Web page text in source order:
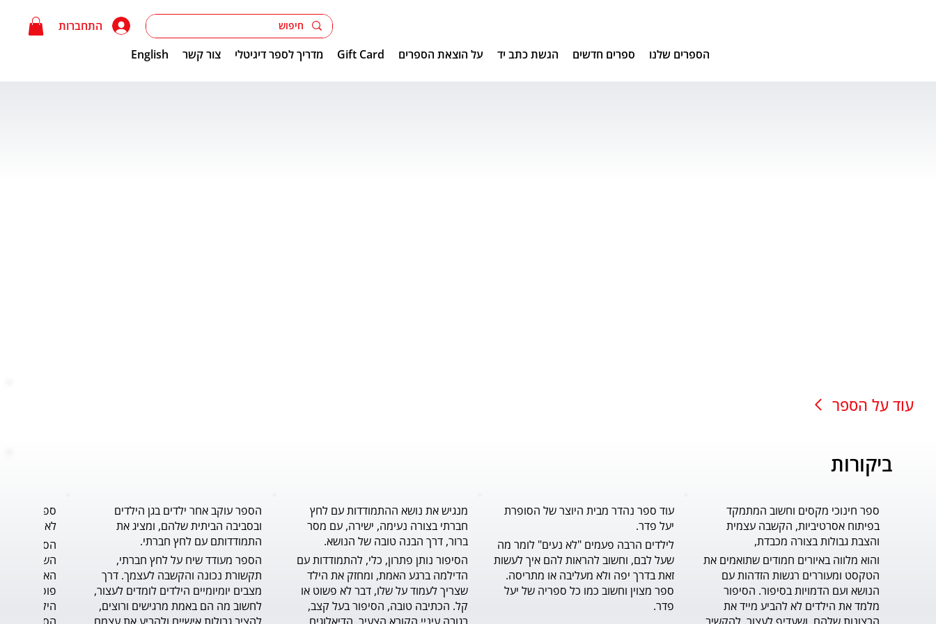
התחברות
הספרים שלנו
ספרים חדשים הגשת כתב יד על הוצאת הספרים Gift Card מדריך לספר דיגיטלי צור קשר English
עוד על הספר
ביקורות
ספר חינוכי מקסים וחשוב המתמקד
בפיתוח אסרטיביות, הקשבה עצמית
והצבת גבולות בצורה מכבדת,
והוא מלווה באיורים חמודים שתואמים את
הנושא ועם הדמויות בסיפור. הסיפור
מלמד את הילדים לא להביע מייד את
עוד ספר נהדר מבית היוצר של הסופרת
יעל פדר.
פדר.
מנגיש את נושא ההתמודדות עם לחץ
חברתי בצורה נעימה, ישירה, עם מסר
ברור, דרך הבנה טובה של הנושא.
הספר עוקב אחר ילדים בגן הילדים
ובסביבה הביתית שלהם, ומציג את
התמודדותם עם לחץ חברתי.
תקשורת נכונה והקשבה לעצמך. דרך
ספר נוגע
לאורך